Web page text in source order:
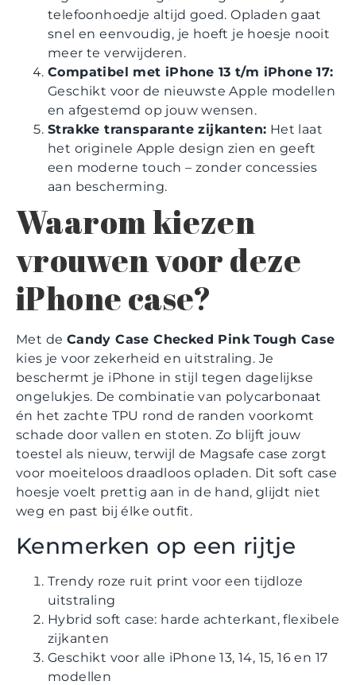
telefoonhoedje altijd goed. Opladen gaat
snel en eenvoudig, je hoeft je hoesje nooit
meer te verwijderen.
Compatibel met iPhone 13 t/m iPhone 17:
Geschikt voor de nieuwste Apple modellen
en afgestemd op jouw wensen.
Strakke transparante zijkanten: Het laat
het originele Apple design zien en geeft
een moderne touch – zonder concessies
aan bescherming.
Waarom kiezen
vrouwen voor deze
iPhone case?
Met de Candy Case Checked Pink Tough Case
kies je voor zekerheid en uitstraling. Je
beschermt je iPhone in stijl tegen dagelijkse
ongelukjes. De combinatie van polycarbonaat
én het zachte TPU rond de randen voorkomt
schade door vallen en stoten. Zo blijft jouw
toestel als nieuw, terwijl de Magsafe case zorgt
voor moeiteloos draadloos opladen. Dit soft case
hoesje voelt prettig aan in de hand, glijdt niet
weg en past bij élke outfit.
Kenmerken op een rijtje
Trendy roze ruit print voor een tijdloze
uitstraling
Hybrid soft case: harde achterkant, flexibele
zijkanten
Geschikt voor alle iPhone 13, 14, 15, 16 en 17
modellen